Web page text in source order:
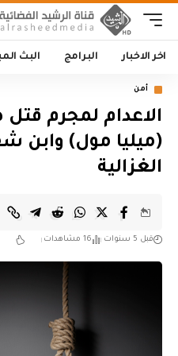
اخر الاخبار البرامج البث
أمن
الاعدام لمجرم
(ميليا مول) وابن
الغزالية
قبل 5 سنوات 16 مشاهدات